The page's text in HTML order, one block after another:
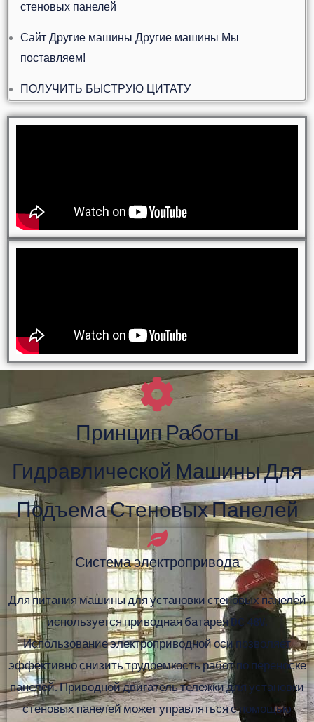
стеновых панелей
Сайт Другие машины Другие машины Мы
поставляем!
ПОЛУЧИТЬ БЫСТРУЮ ЦИТАТУ
Принцип Работы
Гидравлической Машины Для
Подъема Стеновых Панелей
Система электропривода
Для питания машины для установки стеновых панелей
используется приводная батарея DC 48V.
Использование электроприводной оси позволяет
эффективно снизить трудоемкость работ по переноске
панелей. Приводной двигатель тележки для установки
стеновых панелей может управляться с помощью